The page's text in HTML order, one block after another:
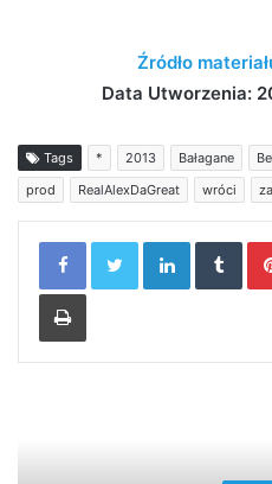
Źródło
Data Utworzenia:
Tags * 2013 Bałagane
prod
RealAlexDaGreat wróci
LinkedIn
Print